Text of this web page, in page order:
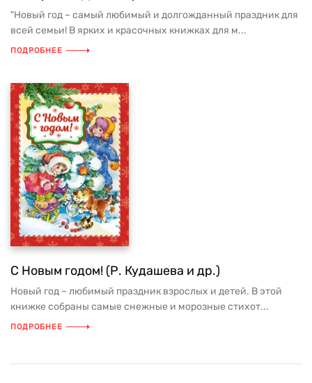
"Новый год – самый любимый и долгожданный праздник для
всей семьи! В ярких и красочных книжках для м...
ПОДРОБНЕЕ
С Новым годом! (Р. Кудашева и др.)
Новый год – любимый праздник взрослых и детей. В этой
книжке собраны самые снежные и морозные стихот...
ПОДРОБНЕЕ